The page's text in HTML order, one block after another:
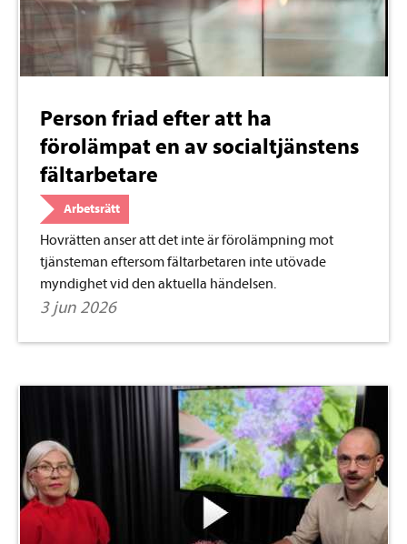
Person friad efter att ha
förolämpat en av socialtjänstens
fältarbetare
Arbetsrätt
Hovrätten anser att det inte är förolämpning mot
tjänsteman eftersom fältarbetaren inte utövade
myndighet vid den aktuella händelsen.
3 jun 2026